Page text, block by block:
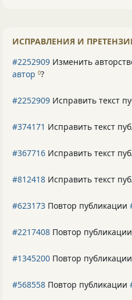
ИСПРАВЛЕНИЯ И
#2252909 Изменить
автор 0?
#2252909 Исправить текст
#374171 Исправить текст
#367716 Исправить текст
#812418 Исправить текст
#623173 Повтор публикации
#2217408 Повтор публикации
#1345200 Повтор публикации
#568558 Повтор публикации